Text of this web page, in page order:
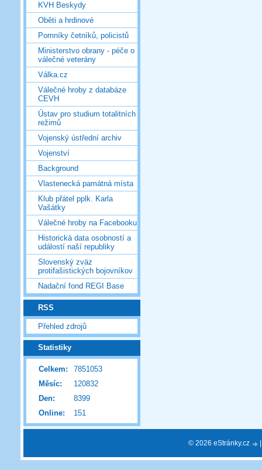
KVH Beskydy
Oběti a hrdinové
Pomníky četníků, policistů
Ministerstvo obrany - péče o
válečné veterány
Válka.cz
Válečné hroby z databáze
CEVH
Ústav pro studium totalitních
režimů
Vojenský ústřední archiv
Vojenství
Background
Vlastenecká památná místa
Klub přátel pplk. Karla
Vašátky
Válečné hroby na Facebooku
Historická data osobností a
událostí naší republiky
Slovenský zväz
protifašistických bojovníkov
Nadační fond REGI Base
RSS
Přehled zdrojů
Statistiky
Online: 151
Celkem:
7851053
Měsíc:
120832
Den:
8399
© 2026 eStránky.cz